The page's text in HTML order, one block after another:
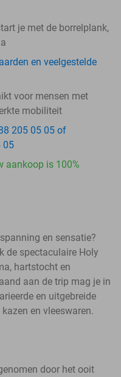
je met de borrelplank,
en veelgestelde
voor mensen met
mobiliteit
205 05 05 of
05
aankoop is 100%
en sensatie?
de spectaculaire Holy
hartstocht en
aan de trip mag je in
en uitgebreide
en vleeswaren.
door het ooit